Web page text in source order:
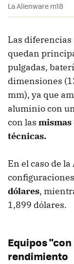
La Alienware m18
Las diferencias
quedan
pulgadas,
dimensiones
mm), ya que
aluminio con
con las mismas
técnicas.
En el caso de
dólares,
1,899 dólares.
Equipos
rendimiento